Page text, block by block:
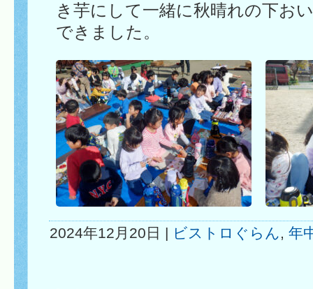
き芋にして一緒に秋晴れの下お
できました。
2024年12月20日 | ビストロぐらん, 年